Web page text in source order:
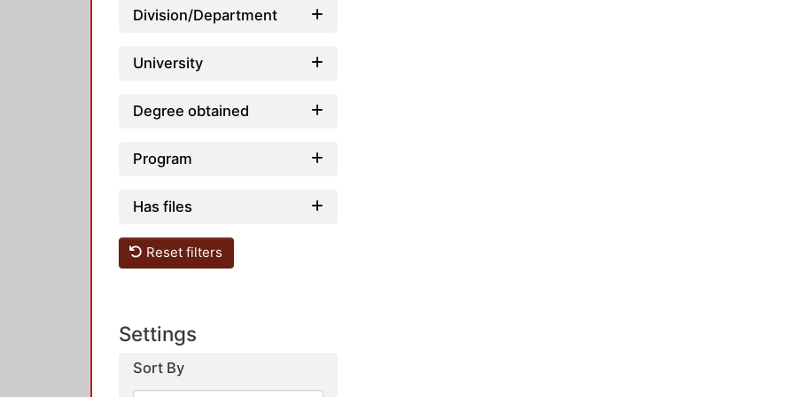
Division/Department
University
Degree obtained
Program
Has files
Reset filters
Settings
Sort By